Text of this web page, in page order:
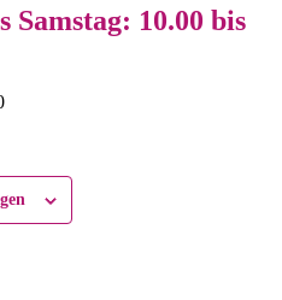
Samstag: 10.00 bis